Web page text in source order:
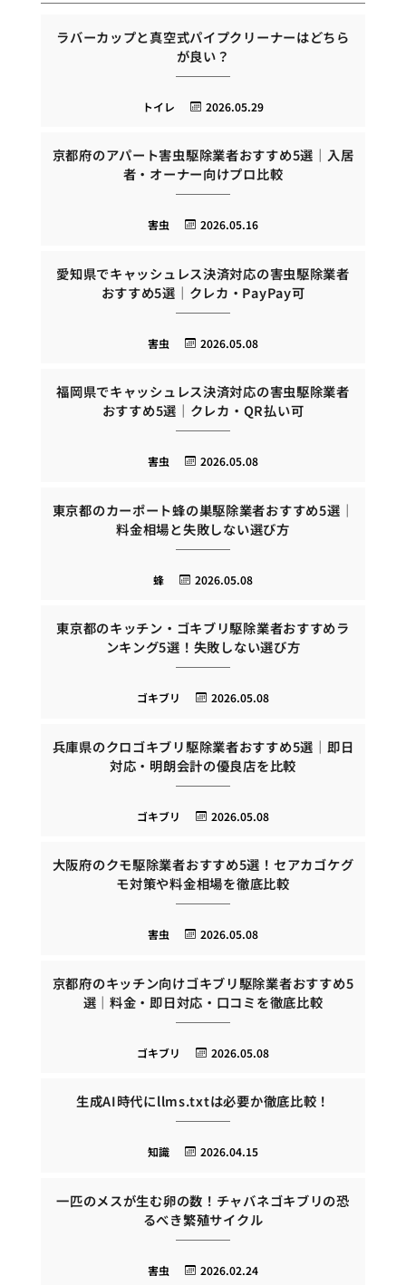
ラバーカップと真空式パイプクリーナーはどちら
が良い？
2026.05.29
トイレ
京都府のアパート害虫駆除業者おすすめ5選｜入居
者・オーナー向けプロ比較
2026.05.16
害虫
愛知県でキャッシュレス決済対応の害虫駆除業者
おすすめ5選｜クレカ・PayPay可
2026.05.08
害虫
福岡県でキャッシュレス決済対応の害虫駆除業者
おすすめ5選｜クレカ・QR払い可
2026.05.08
害虫
東京都のカーポート蜂の巣駆除業者おすすめ5選｜
料金相場と失敗しない選び方
2026.05.08
蜂
東京都のキッチン・ゴキブリ駆除業者おすすめラ
ンキング5選！失敗しない選び方
2026.05.08
ゴキブリ
兵庫県のクロゴキブリ駆除業者おすすめ5選｜即日
対応・明朗会計の優良店を比較
2026.05.08
ゴキブリ
大阪府のクモ駆除業者おすすめ5選！セアカゴケグ
モ対策や料金相場を徹底比較
2026.05.08
害虫
京都府のキッチン向けゴキブリ駆除業者おすすめ5
選｜料金・即日対応・口コミを徹底比較
2026.05.08
ゴキブリ
生成AI時代にllms.txtは必要か徹底比較！
2026.04.15
知識
一匹のメスが生む卵の数！チャバネゴキブリの恐
るべき繁殖サイクル
2026.02.24
害虫